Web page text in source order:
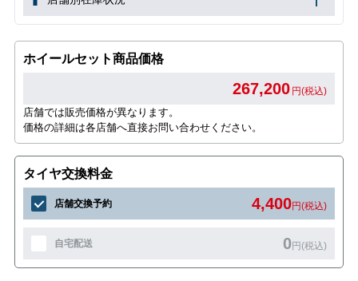
ホイールセット商品価格
267,200 円(税込)
店舗では販売価格が異なります。
価格の詳細は各店舗へ直接お問い合わせください。
タイヤ交換料金
店舗交換予約 4,400円(税込)
自宅配送 0円(税込)